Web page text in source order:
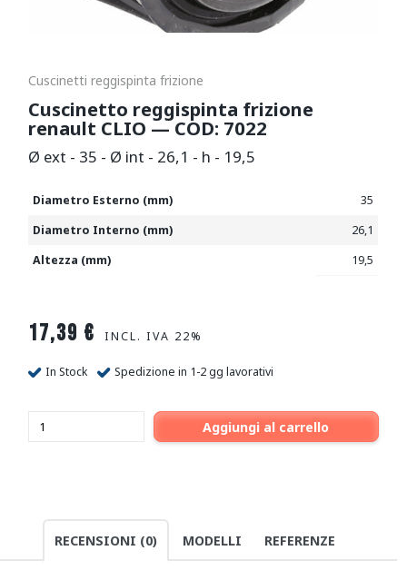
Cuscinetti reggispinta frizione
Cuscinetto reggispinta frizione
renault CLIO — COD: 7022
Ø ext - 35 - Ø int - 26,1 - h - 19,5
Diametro Esterno (mm)
35
Diametro Interno (mm)
26,1
Altezza (mm)
19,5
17,39 € INCL. IVA 22%
In Stock Spedizione in 1-2 gg lavorativi
Aggiungi al carrello
RECENSIONI (0) MODELLI REFERENZE